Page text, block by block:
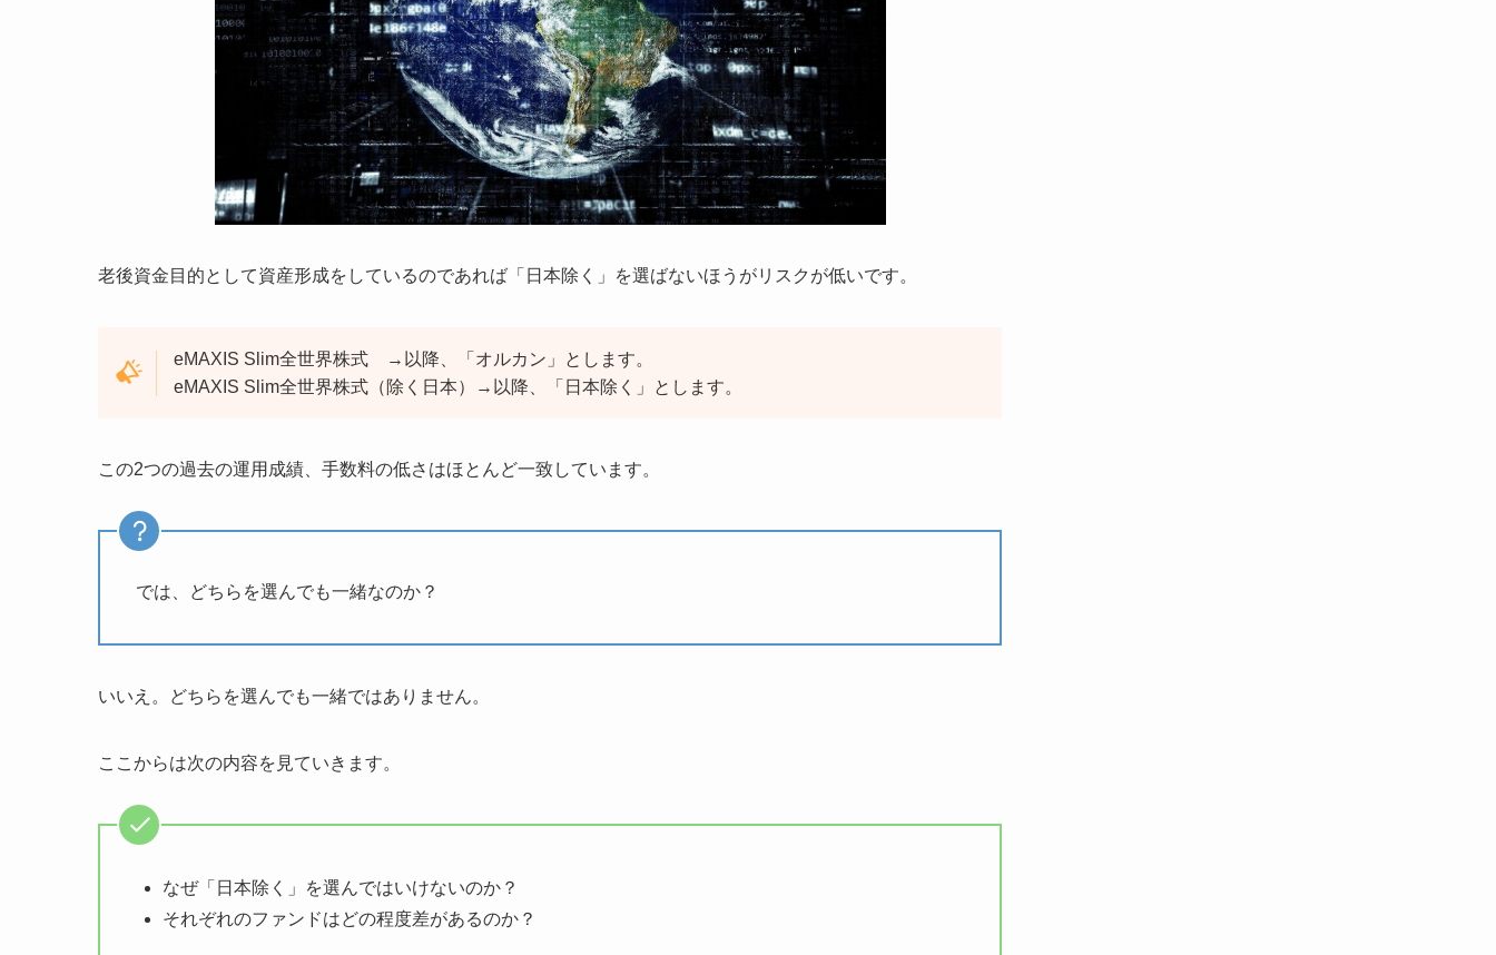
老後資金目的として資産形成をしているのであれば「日本除く」を選ばないほうがリスクが低いです。
eMAXIS Slim全世界株式 →以降、「オルカン」とします。
eMAXIS Slim全世界株式（除く日本）→以降、「日本除く」とします。
この2つの過去の運用成績、手数料の低さはほとんど一致しています。
では、どちらを選んでも一緒なのか？
いいえ。どちらを選んでも一緒ではありません。
ここからは次の内容を見ていきます。
なぜ「日本除く」を選んではいけないのか？
それぞれのファンドはどの程度差があるのか？